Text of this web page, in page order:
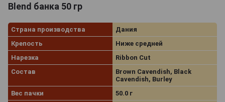
Blend банка 50 гр
Страна производства
Дания
Крепость
Ниже средней
Нарезка
Ribbon Cut
Состав
Brown Cavendish, Black
Cavendish, Burley
Вес пачки
50.0 г